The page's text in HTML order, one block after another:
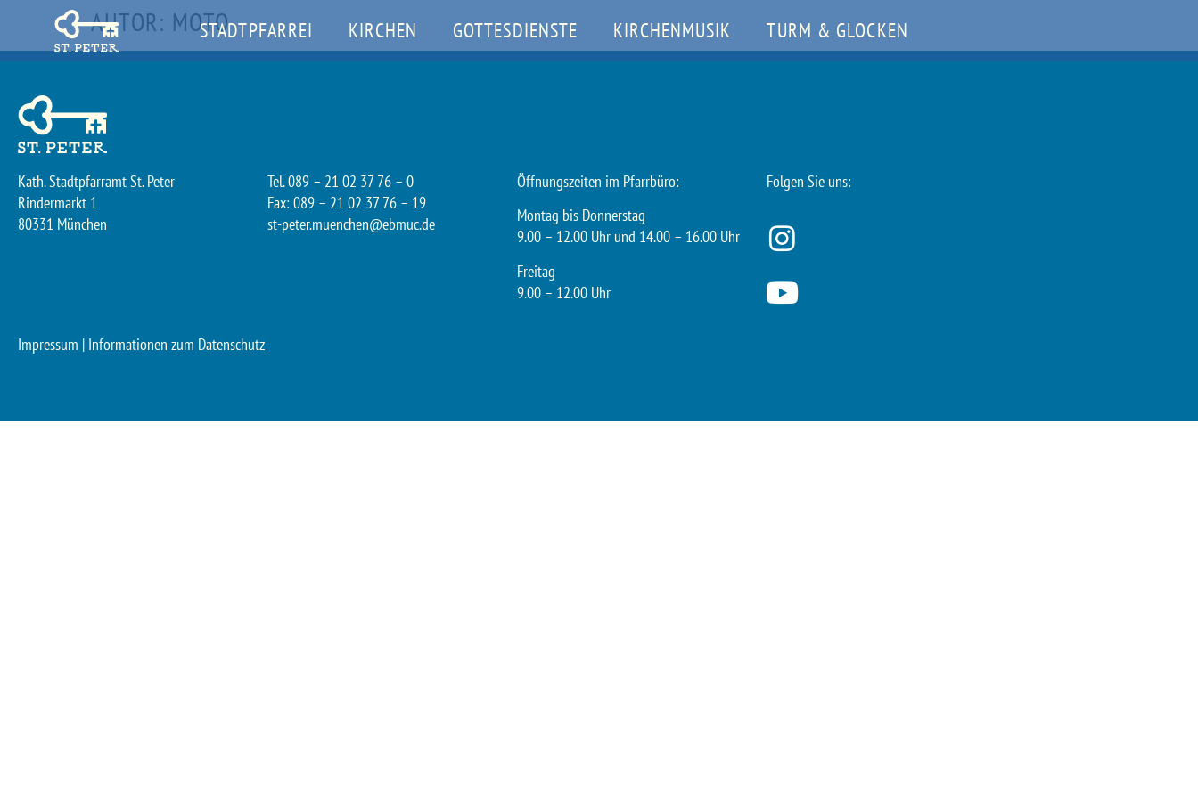
STADTPFARREI KIRCHEN GOTTESDIENSTE KIRCHENMUSIK TURM & GLOCKEN
AUTOR: MOTO
Kath. Stadtpfarramt St. Peter
Rindermarkt 1
80331 München
Tel. 089 – 21 02 37 76 – 0
Fax: 089 – 21 02 37 76 – 19
st-peter.muenchen@ebmuc.de
Öffnungszeiten im Pfarrbüro:
Montag bis Donnerstag
9.00 – 12.00 Uhr und 14.00 – 16.00 Uhr
Freitag
9.00 – 12.00 Uhr
Folgen Sie uns:
Impressum | Informationen zum Datenschutz